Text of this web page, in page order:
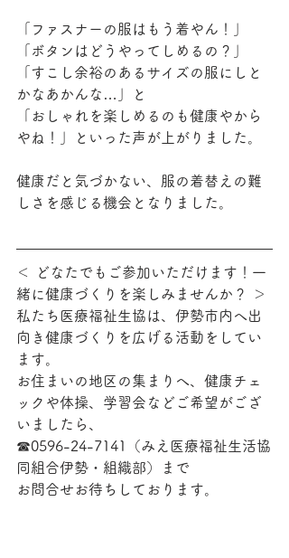
「ファスナーの服はもう着やん！」
「ボタンはどうやってしめるの？」
「すこし余裕のあるサイズの服にしと
かなあかんな…」と
「おしゃれを楽しめるのも健康やから
やね！」といった声が上がりました。
健康だと気づかない、服の着替えの難
しさを感じる機会となりました。
＜ どなたでもご参加いただけます！一
緒に健康づくりを楽しみませんか？ ＞
私たち医療福祉生協は、伊勢市内へ出
向き健康づくりを広げる活動をしてい
ます。
お住まいの地区の集まりへ、健康チェ
ックや体操、学習会などご希望がござ
いましたら、
☎0596-24-7141（みえ医療福祉生活協
同組合伊勢・組織部）まで
お問合せお待ちしております。